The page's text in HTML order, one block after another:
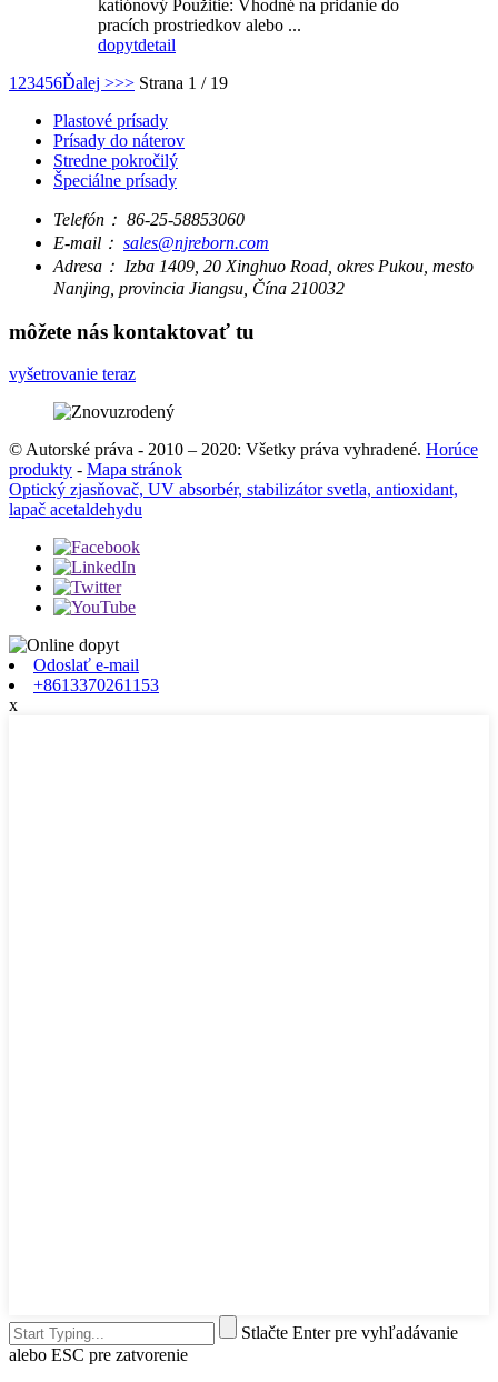
katiónový Použitie: Vhodné na pridanie do
pracích prostriedkov alebo ...
dopytdetail
1 23456Ďalej >>> Strana 1 / 19
Plastové prísady
Prísady do náterov
Stredne pokročilý
Špeciálne prísady
Telefón： 86-25-58853060
E-mail： sales@njreborn.com
Adresa： Izba 1409, 20 Xinghuo Road, okres Pukou, mesto
Nanjing, provincia Jiangsu, Čína 210032
môžete nás kontaktovať tu
vyšetrovanie teraz
© Autorské práva - 2010 – 2020: Všetky práva vyhradené. Horúce
produkty - Mapa stránok
Optický zjasňovač, UV absorbér, stabilizátor svetla, antioxidant,
lapač acetaldehydu
Odoslať e-mail
+8613370261153
x
Stlačte Enter pre vyhľadávanie
alebo ESC pre zatvorenie